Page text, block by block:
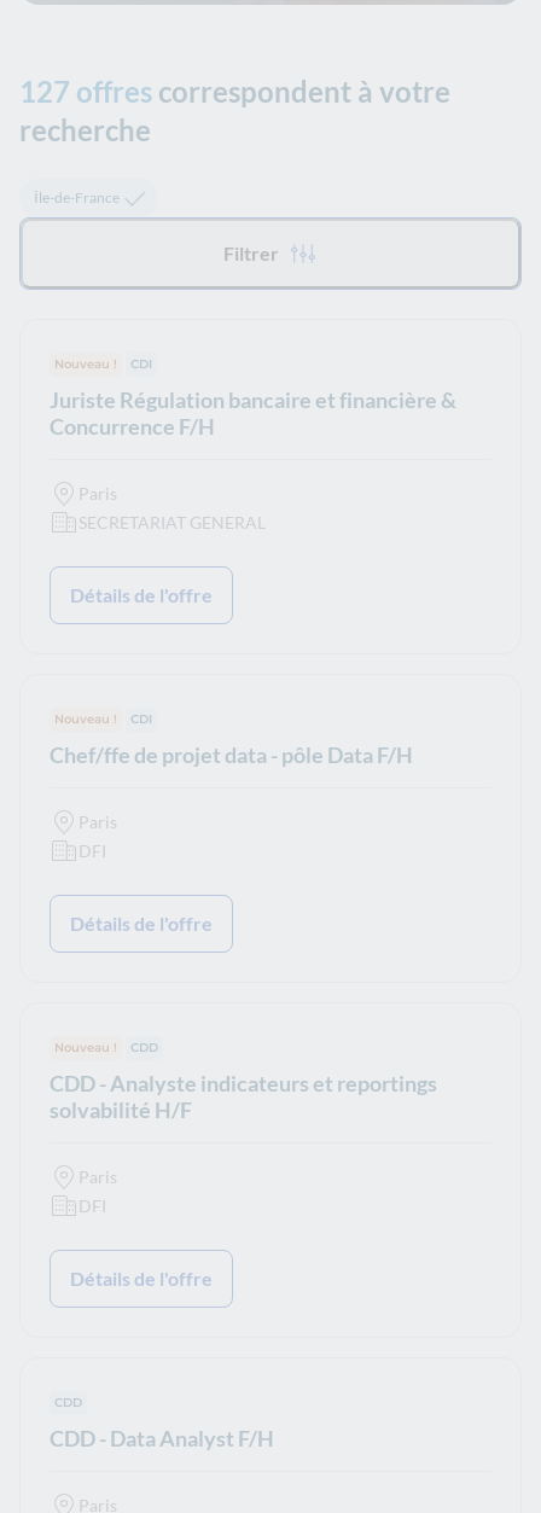
127 offres correspondent à votre
recherche
Tous les filtres appliqués :
Île-de-France
Filtrer
Nouveau ! Type de contrat :
CDI
Juriste Régulation bancaire et financière &
Concurrence F/H
Paris
SECRETARIAT GENERAL
Détails de l'offre
Nouveau ! Type de contrat :
CDI
Chef/ffe de projet data - pôle Data F/H
Paris
DFI
Détails de l'offre
Nouveau ! Type de contrat :
CDD
CDD - Analyste indicateurs et reportings
solvabilité H/F
Paris
DFI
Détails de l'offre
Type de contrat :
CDD
CDD - Data Analyst F/H
Paris